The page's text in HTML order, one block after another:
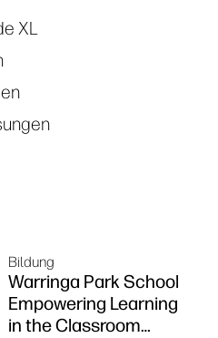
XL
Bildung
Warringa Park School
Empowering Learning
in the Classroom